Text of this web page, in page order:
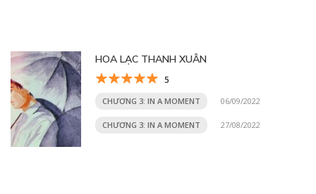
HOA LẠC THANH XUÂN
5
CHƯƠNG 3: IN A MOMENT 06/09/2022
CHƯƠNG 3: IN A MOMENT 27/08/2022